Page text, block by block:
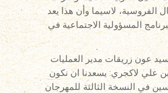
لاسيما وأن هذا يعد
المسؤولية الاجتماعية في
عون زريقات مدير العمليات
علي لاكجري: يسعدنا ان نكون
في النسخة الثالثة للمهرجان